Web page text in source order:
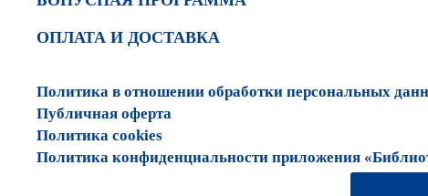
ОПЛАТА И ДОСТАВКА
Политика в отношении обработки персональных
Публичная оферта
Политика cookies
Политика конфиденциальности приложения